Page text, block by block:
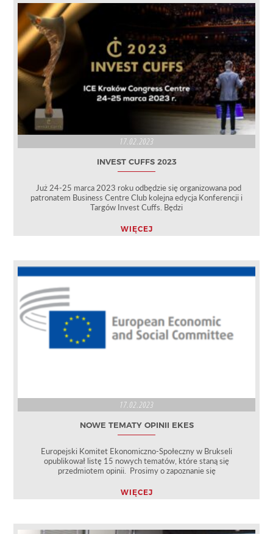
17.02.2023
INVEST CUFFS 2023
Już 24-25 marca 2023 roku odbędzie się organizowana pod
patronatem Business Centre Club kolejna edycja Konferencji i
Targów Invest Cuffs. Będzi
WIĘCEJ
17.02.2023
NOWE TEMATY OPINII EKES
Europejski Komitet Ekonomiczno-Społeczny w Brukseli
opublikował listę 15 nowych tematów, które staną się
przedmiotem opinii. Prosimy o zapoznanie się
WIĘCEJ